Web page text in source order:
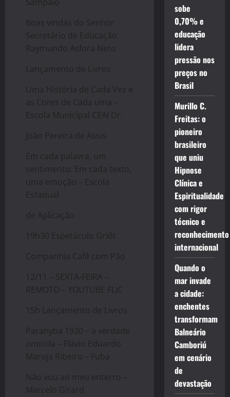
Boas vindas do Senhor
Secretário de Educação
Raymundo Asfora Neto
Lançamento de Livros
Uma História de Cada Vez e
as Cores de Cada uma –
Escola Municipal CEAI Dr.
João Pereira de Assis
Em cada palavra, um
sentimento. Em cada texto,
uma emoção – Escola
Estadual
de Aplicação
19h30 Espetáculo Griôt
Companhia Café com Pão
12/11 – SEXTA-FEIRA –
REMOTO – YOUTUBE FLIC
15h Lançamento de Livros
Parahyba 1930 – a verdade
omitida – Flávio Eduardo
Maroja Ribeiro – Fuba
Não vou ao meu enterro –
Marcelo Girard
sobe
0,70% e
educação
lidera
pressão nos
preços no
Brasil
Murillo C.
Freitas: o
pioneiro
brasileiro
que uniu
Hipnose
Clínica e
Espiritualidade
com rigor
técnico e
reconhecimento
internacional
Quando o
mar invade
a cidade:
enchentes
transformam
Balneário
Camboriú
em cenário
de
devastação